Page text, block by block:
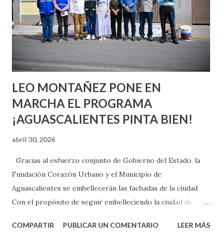
chica y aún no has tenido relaciones sexuales, tal vez
pienses que el sexo será increíble y no puedas esperar para
experimentarlo, pero como cualquier persona con
experiencia te dirá, siempre es mejor cuando ambas partes
son suficientemen...
LEO MONTAÑEZ PONE EN
MARCHA EL PROGRAMA
¡AGUASCALIENTES PINTA BIEN!
abril 30, 2026
Gracias al esfuerzo conjunto de Gobierno del Estado, la
Fundación Corazón Urbano y el Municipio de
Aguascalientes se embellecerán las fachadas de la ciudad
Con el propósito de seguir embelleciendo la ciudad de
municipal, Leo Montañez dio inicio al programa
COMPARTIR PUBLICAR UN COMENTARIO LEER MÁS